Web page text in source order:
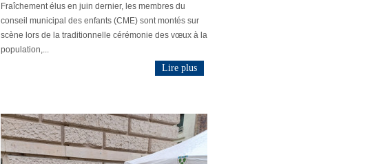
Fraîchement élus en juin dernier, les membres du
conseil municipal des enfants (CME) sont montés sur
scène lors de la traditionnelle cérémonie des vœux à la
population,...
Lire plus